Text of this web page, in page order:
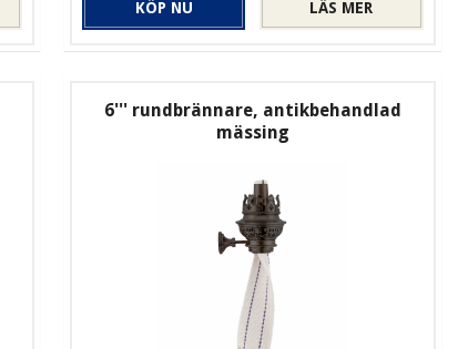
LÄS MER
KÖP NU
6''' rundbrännare, antikbehandlad
mässing